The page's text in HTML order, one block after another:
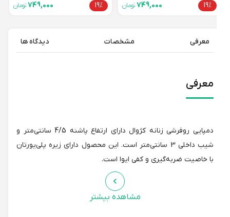
749,000تومان 749,000تومان
معرفی مشخصات دیدگاه ها
معرفی
دمپایی روفرشی زنانه کژوال دارای ارتفاع پاشنه 4/5 سانتی‌متر و
شیب داخلی 3 سانتی‌متر است. این محصول دارای زیره پلی‌یورتان
با خاصیت ضربه‌گیری و کفی ایوا است.
مشاهده بیشتر